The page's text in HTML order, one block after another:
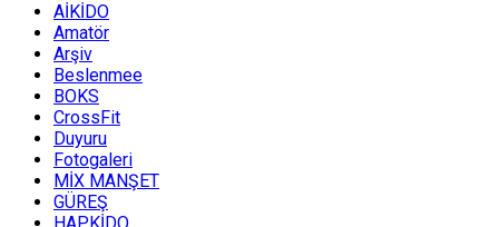
AİKİDO
Amatör
Arşiv
Beslenmee
BOKS
CrossFit
Duyuru
Fotogaleri
MİX MANŞET
GÜREŞ